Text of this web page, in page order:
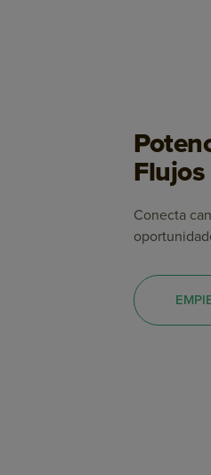
Conecta